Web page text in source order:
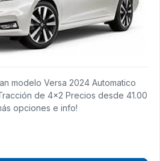
modelo Versa 2024 Automatico
de 4x2 Precios desde 41.00
opciones e info!